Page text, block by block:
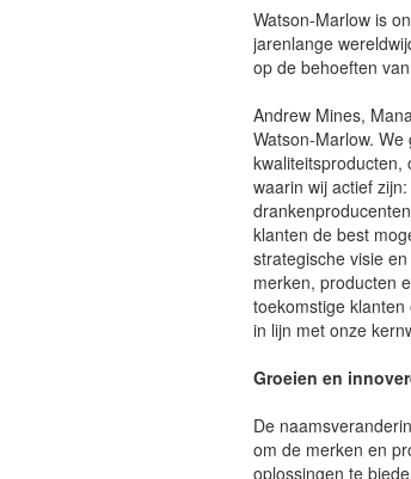
Watson-Marlow is
jarenlange
op de behoeften
Andrew Mines,
Watson-Marlow.
kwaliteitsproducten,
waarin wij actief
klanten de best
strategische visie
merken, producten
toekomstige
in lijn met onze
Groeien en
De
om de merken en
oplossingen te